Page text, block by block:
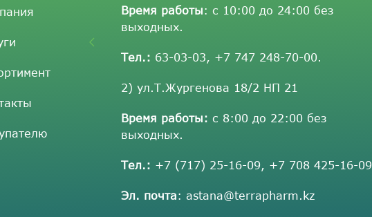
Время работы: с 10:00 до 24:00 без
выходных.
Тел.: 63-03-03, +7 747 248-70-00.
2) ул.Т.Жургенова 18/2 НП 21
Время работы: с 8:00 до 22:00 без
выходных.
Тел.: +7 (717) 25-16-09, +7 708 425-16-09
Эл. почта:astana@terrapharm.kz